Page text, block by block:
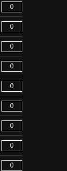
0
0
0
0
0
0
0
0
0